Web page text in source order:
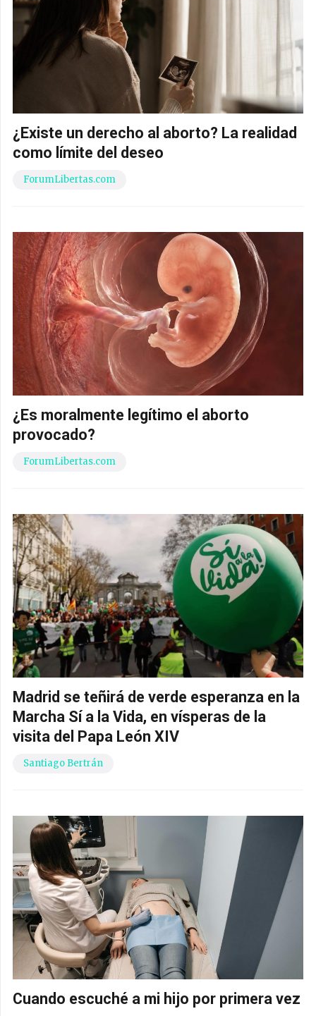
¿Existe un derecho al aborto? La realidad
como límite del deseo
ForumLibertas.com
¿Es moralmente legítimo el aborto
provocado?
ForumLibertas.com
Madrid se teñirá de verde esperanza en la
Marcha Sí a la Vida, en vísperas de la
visita del Papa León XIV
Santiago Bertrán
Cuando escuché a mi hijo por primera vez